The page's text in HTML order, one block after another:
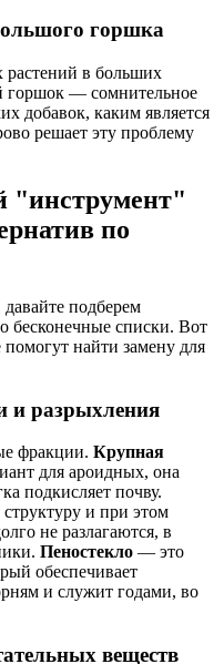
горшка
растений в больших
горшок — сомнительное
добавок, каким является
решает эту проблему
"инструмент"
по
подберем
бесконечные списки. Вот
найти замену для
и разрыхления
фракции. Крупная
для ароидных, она
подкисляет почву.
и при этом
не разлагаются, в
Пеностекло — это
обеспечивает
и служит годами, во
веществ